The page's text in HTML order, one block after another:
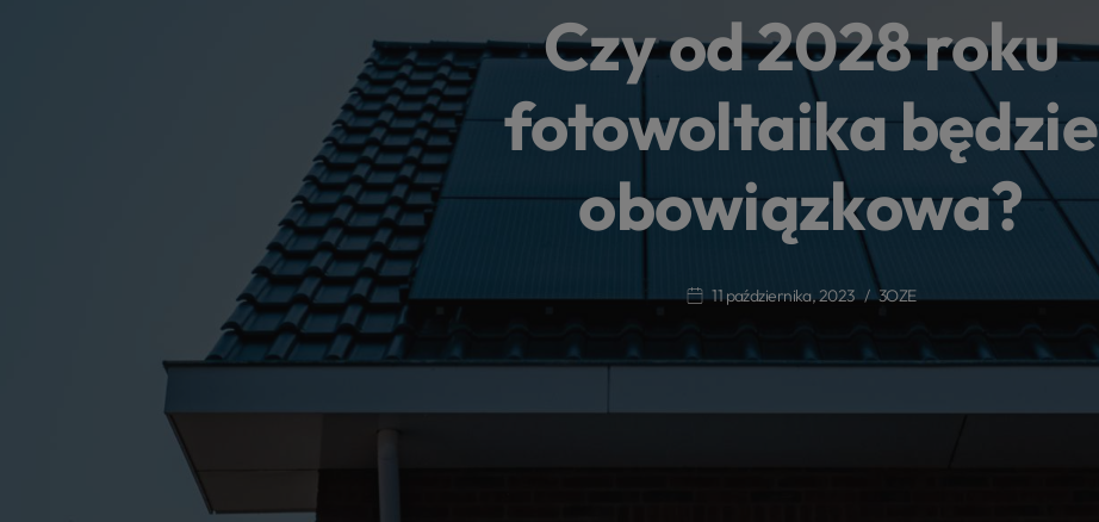
Czy od 2028 roku
fotowoltaika będzie
obowiązkowa?
11 października, 2023 3OZE